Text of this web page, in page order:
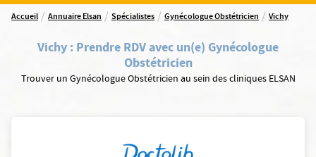
Accueil / Annuaire Elsan / Spécialistes / Gynécologue Obstétricien / Vichy
Vichy : Prendre RDV avec un(e) Gynécologue
Obstétricien
Trouver un Gynécologue Obstétricien au sein des cliniques ELSAN